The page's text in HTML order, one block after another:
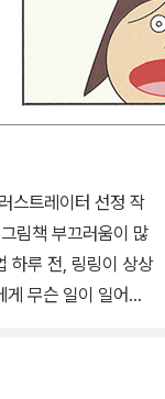
무슨 일이 일어난
인 『아주 무서운